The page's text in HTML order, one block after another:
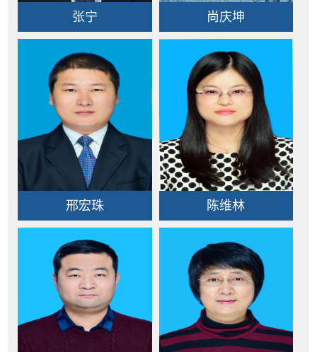
张宁 尚庆坤
邢宏珠 陈维林